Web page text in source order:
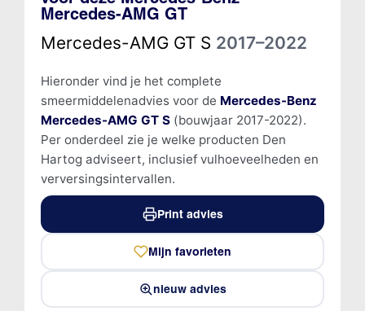
Mercedes-AMG GT
Mercedes-AMG GT S 2017–2022
Hieronder vind je het complete
smeermiddelenadvies voor de Mercedes-Benz
Mercedes-AMG GT S(bouwjaar 2017-2022).
Per onderdeel zie je welke producten Den
Hartog adviseert, inclusief vulhoeveelheden en
verversingsintervallen.
Print advies
Mijn favorieten
nieuw advies